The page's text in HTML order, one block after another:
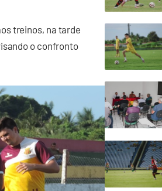
treinos, na tarde
o confronto